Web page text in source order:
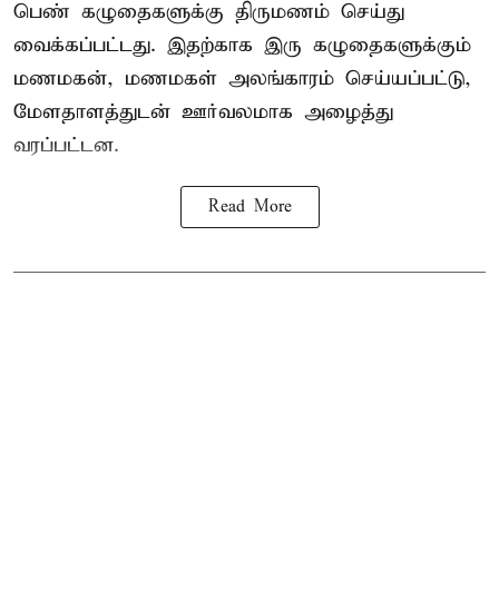
பெண் கழுதைகளுக்கு திருமணம் செய்து
வைக்கப்பட்டது. இதற்காக இரு கழுதைகளுக்கும்
மணமகன், மணமகள் அலங்காரம் செய்யப்பட்டு,
மேளதாளத்துடன் ஊர்வலமாக அழைத்து
வரப்பட்டன.
Read More